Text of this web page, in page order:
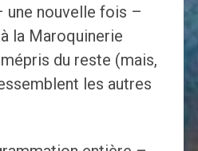
une nouvelle fois –
la Maroquinerie
du reste (mais,
les autres